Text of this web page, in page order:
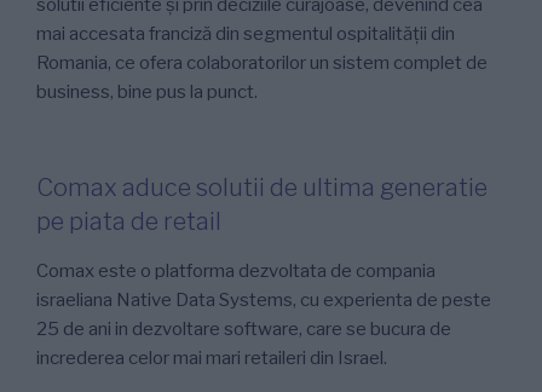
solutii eficiente și prin deciziile curajoase, devenind cea
mai accesata franciză din segmentul ospitalității din
Romania, ce ofera colaboratorilor un sistem complet de
business, bine pus la punct.
Comax aduce solutii de ultima generatie
pe piata de retail
Comax este o platforma dezvoltata de compania
israeliana Native Data Systems, cu experienta de peste
25 de ani in dezvoltare software, care se bucura de
increderea celor mai mari retaileri din Israel.